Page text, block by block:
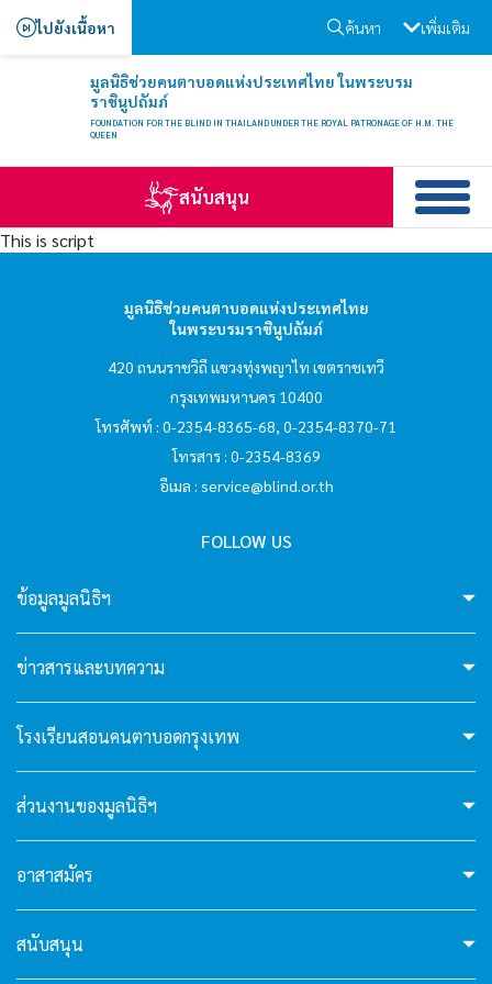
ไปยังเนื้อหา ค้นหา เพิ่มเติม
มูลนิธิช่วยคนตาบอดแห่งประเทศไทย ในพระบรม
ราชินูปถัมภ์
FOUNDATION FOR THE BLIND IN THAILAND UNDER THE ROYAL PATRONAGE OF H.M. THE
QUEEN
สนับสนุน
This is script
มูลนิธิช่วยคนตาบอดแห่งประเทศไทย
ในพระบรมราชินูปถัมภ์
420 ถนนราชวิถี แขวงทุ่งพญาไท เขตราชเทวี
กรุงเทพมหานคร 10400
โทรศัพท์ : 0-2354-8365-68, 0-2354-8370-71
โทรสาร : 0-2354-8369
อีเมล : service@blind.or.th
FOLLOW US
ข้อมูลมูลนิธิฯ
ข่าวสารและบทความ
โรงเรียนสอนคนตาบอดกรุงเทพ
ส่วนงานของมูลนิธิฯ
อาสาสมัคร
สนับสนุน
hello1
I'm your AI Assistant! Curious about this
website? Ask me anything!
I'm your AI Assistant! Curious about this
I'm your AI Assistant! Curious about this
website? Ask me anything!
I'm your AI Assistant! Curious about this
website? Ask me anything!
website? Ask me anything!